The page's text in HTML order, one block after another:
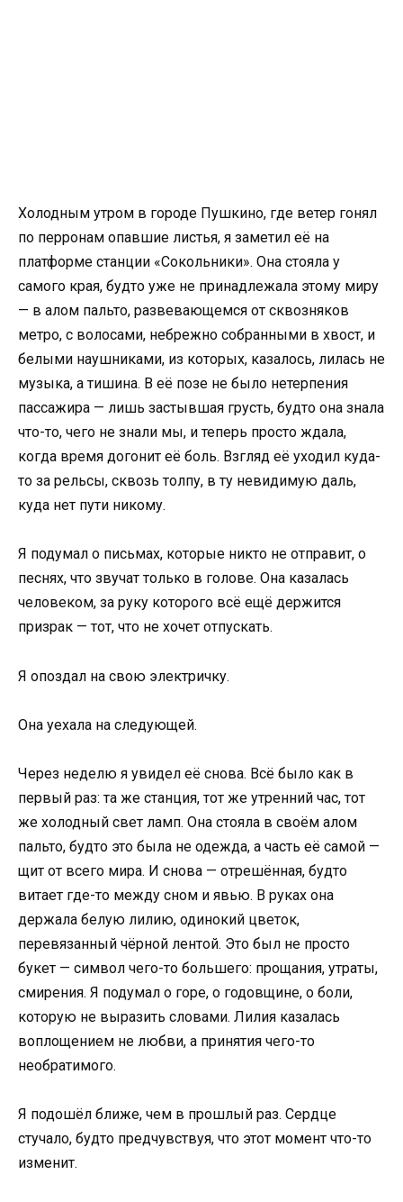
Холодным утром в городе Пушкино, где ветер гонял
по перронам опавшие листья, я заметил её на
платформе станции «Сокольники». Она стояла у
самого края, будто уже не принадлежала этому миру
— в алом пальто, развевающемся от сквозняков
метро, с волосами, небрежно собранными в хвост, и
белыми наушниками, из которых, казалось, лилась не
музыка, а тишина. В её позе не было нетерпения
пассажира — лишь застывшая грусть, будто она знала
что-то, чего не знали мы, и теперь просто ждала,
когда время догонит её боль. Взгляд её уходил куда-
то за рельсы, сквозь толпу, в ту невидимую даль,
куда нет пути никому.
Я подумал о письмах, которые никто не отправит, о
песнях, что звучат только в голове. Она казалась
человеком, за руку которого всё ещё держится
призрак — тот, что не хочет отпускать.
Я опоздал на свою электричку.
Она уехала на следующей.
Через неделю я увидел её снова. Всё было как в
первый раз: та же станция, тот же утренний час, тот
же холодный свет ламп. Она стояла в своём алом
пальто, будто это была не одежда, а часть её самой —
щит от всего мира. И снова — отрешённая, будто
витает где-то между сном и явью. В руках она
держала белую лилию, одинокий цветок,
перевязанный чёрной лентой. Это был не просто
букет — символ чего-то большего: прощания, утраты,
смирения. Я подумал о горе, о годовщине, о боли,
которую не выразить словами. Лилия казалась
воплощением не любви, а принятия чего-то
необратимого.
Я подошёл ближе, чем в прошлый раз. Сердце
стучало, будто предчувствуя, что этот момент что-то
изменит.